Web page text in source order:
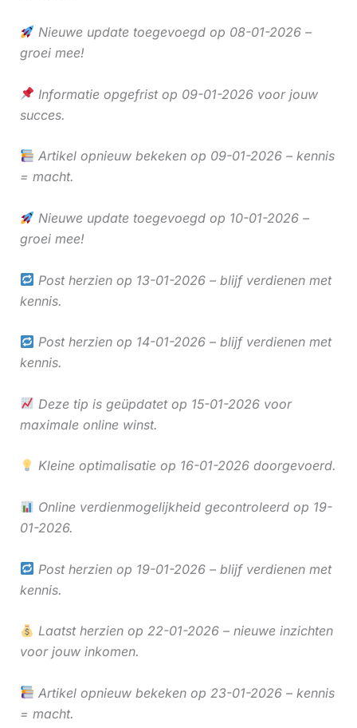
Nieuwe update toegevoegd op 08-01-2026 –
groei mee!
Informatie opgefrist op 09-01-2026 voor jouw
succes.
Artikel opnieuw bekeken op 09-01-2026 – kennis
= macht.
Nieuwe update toegevoegd op 10-01-2026 –
groei mee!
Post herzien op 13-01-2026 – blijf verdienen met
kennis.
Post herzien op 14-01-2026 – blijf verdienen met
kennis.
Deze tip is geüpdatet op 15-01-2026 voor
maximale online winst.
Kleine optimalisatie op 16-01-2026 doorgevoerd.
Online verdienmogelijkheid gecontroleerd op 19-
01-2026.
Post herzien op 19-01-2026 – blijf verdienen met
kennis.
Laatst herzien op 22-01-2026 – nieuwe inzichten
voor jouw inkomen.
Artikel opnieuw bekeken op 23-01-2026 – kennis
= macht.